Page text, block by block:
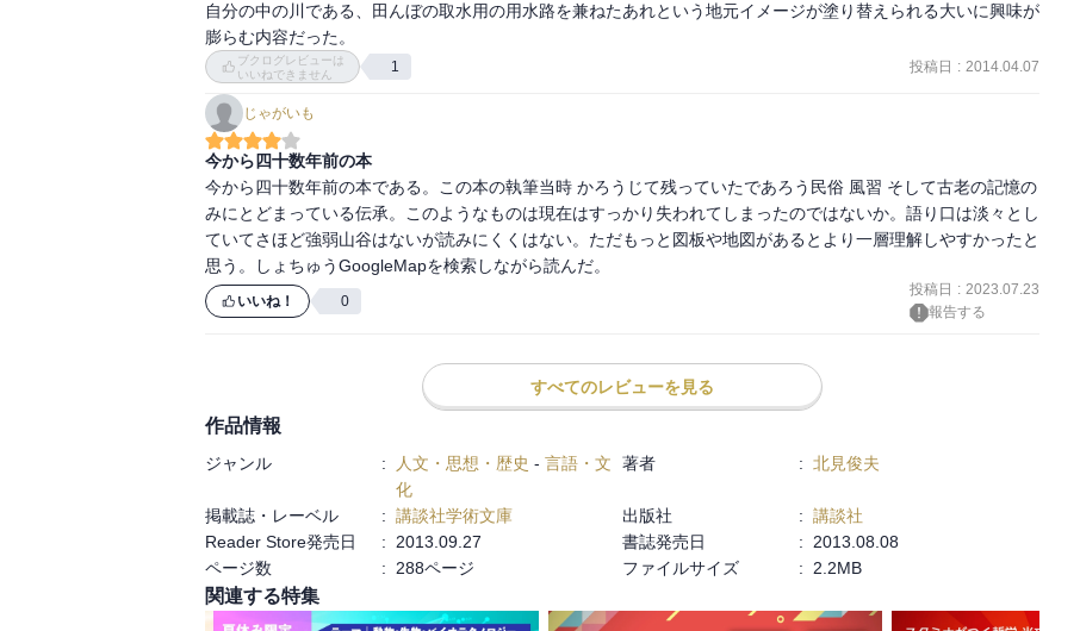
自分の中の川である、田んぼの取水用の用水路を兼ねたあれという地元イメージが塗り替えられる大いに興味が
膨らむ内容だった。
ブクログレビューは
いいねできません
1 投稿日 : 2014.04.07
じゃがいも
今から四十数年前の本
今から四十数年前の本である。この本の執筆当時 かろうじて残っていたであろう民俗 風習 そして古老の記憶の
みにとどまっている伝承。このようなものは現在はすっかり失われてしまったのではないか。語り口は淡々とし
ていてさほど強弱山谷はないが読みにくくはない。ただもっと図板や地図があるとより一層理解しやすかったと
思う。しょちゅうGoogleMapを検索しながら読んだ。
いいね！ 0
投稿日 : 2023.07.23
報告する
すべてのレビューを見る
作品情報
ジャンル : 人文・思想・歴史 - 言語・文
化
著者 : 北見俊夫
掲載誌・レーベル : 講談社学術文庫 出版社 : 講談社
Reader Store発売日
: 2013.09.27 書誌発売日 :
2013.08.08
ページ数
: 288ページ ファイルサイズ : 2.2MB
関連する特集